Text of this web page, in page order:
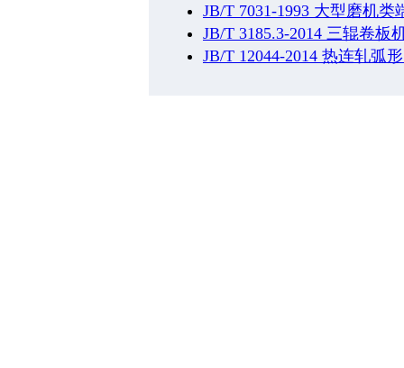
JB/T 7031-1993 大型磨机类
JB/T 3185.3-2014 三辊卷板
JB/T 12044-2014 热连轧弧